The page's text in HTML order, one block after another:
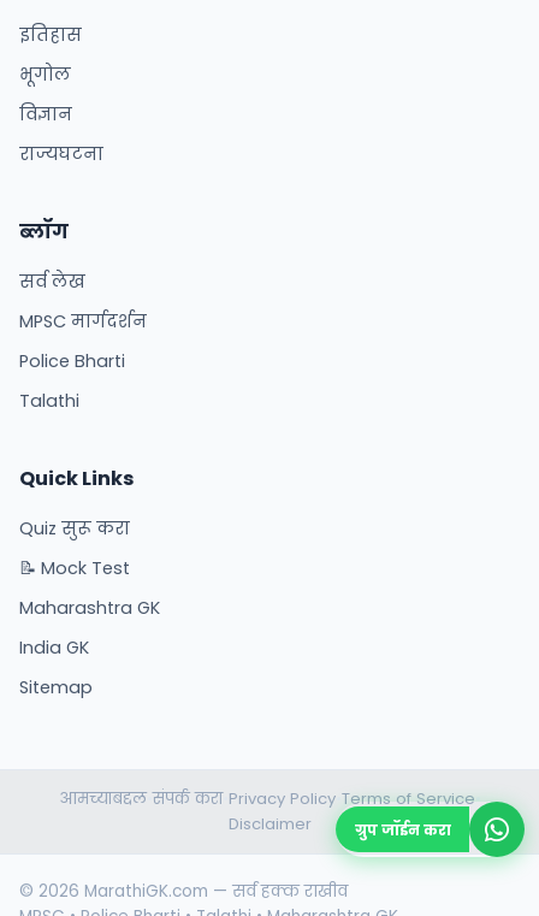
इतिहास
भूगोल
विज्ञान
राज्यघटना
ब्लॉग
सर्व लेख
MPSC मार्गदर्शन
Police Bharti
Talathi
Quick Links
Quiz सुरू करा
📝 Mock Test
Maharashtra GK
India GK
Sitemap
आमच्याबद्दल•संपर्क करा• Privacy Policy• Terms of Service•
Disclaimer
© 2026 MarathiGK.com — सर्व हक्क राखीव
ग्रुप जॉईन करा